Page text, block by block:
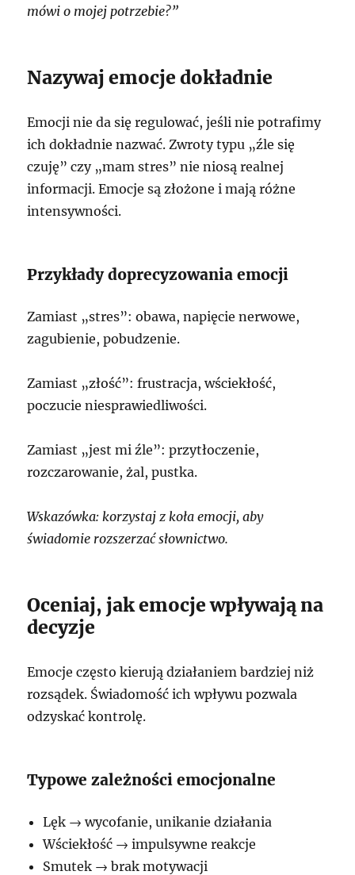
mówi o mojej potrzebie?”
Nazywaj emocje dokładnie
Emocji nie da się regulować, jeśli nie potrafimy
ich dokładnie nazwać. Zwroty typu „źle się
czuję” czy „mam stres” nie niosą realnej
informacji. Emocje są złożone i mają różne
intensywności.
Przykłady doprecyzowania emocji
Zamiast „stres”: obawa, napięcie nerwowe,
zagubienie, pobudzenie.
Zamiast „złość”: frustracja, wściekłość,
poczucie niesprawiedliwości.
Zamiast „jest mi źle”: przytłoczenie,
rozczarowanie, żal, pustka.
Wskazówka: korzystaj z koła emocji, aby
świadomie rozszerzać słownictwo.
Oceniaj, jak emocje wpływają na
decyzje
Emocje często kierują działaniem bardziej niż
rozsądek. Świadomość ich wpływu pozwala
odzyskać kontrolę.
Typowe zależności emocjonalne
Lęk → wycofanie, unikanie działania
Wściekłość → impulsywne reakcje
Smutek → brak motywacji